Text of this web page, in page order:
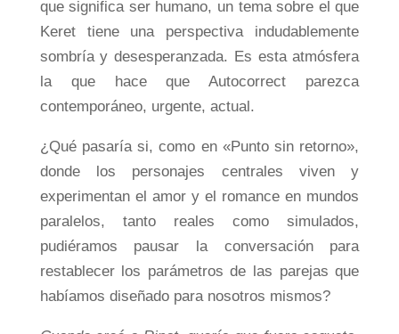
que significa ser humano, un tema sobre el que
Keret tiene una perspectiva indudablemente
sombría y desesperanzada. Es esta atmósfera
la que hace que Autocorrect parezca
contemporáneo, urgente, actual.
¿Qué pasaría si, como en «Punto sin retorno»,
donde los personajes centrales viven y
experimentan el amor y el romance en mundos
paralelos, tanto reales como simulados,
pudiéramos pausar la conversación para
restablecer los parámetros de las parejas que
habíamos diseñado para nosotros mismos?